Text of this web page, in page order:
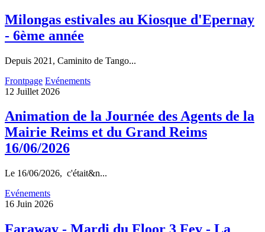
Milongas estivales au Kiosque d'Epernay
- 6ème année
Depuis 2021, Caminito de Tango...
Frontpage Evénements
12 Juillet 2026
Animation de la Journée des Agents de la
Mairie Reims et du Grand Reims
16/06/2026
Le 16/06/2026, c'était&n...
Evénements
16 Juin 2026